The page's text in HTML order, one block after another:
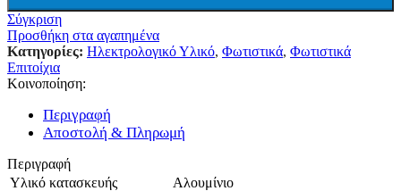
Σύγκριση
Προσθήκη στα αγαπημένα
Κατηγορίες: Ηλεκτρολογικό Υλικό, Φωτιστικά, Φωτιστικά
Επιτοίχια
Κοινοποίηση:
Περιγραφή
Αποστολή & Πληρωμή
Περιγραφή
Υλικό κατασκευής
Αλουμίνιο